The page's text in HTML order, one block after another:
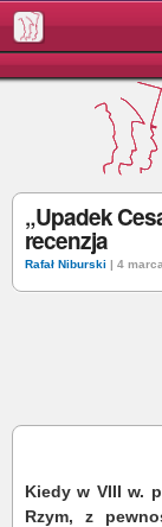
„Upadek
recenzja
Rafał Niburski | 4
Kiedy w VIII w.
Rzym, z